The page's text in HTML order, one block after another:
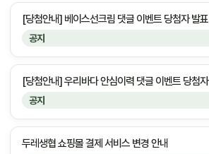
공지
[당첨안내] 베이스선크림 댓글 이벤트 당첨자 발표
공지
두레생협 쇼핑몰 결제 서비스 변경 안내